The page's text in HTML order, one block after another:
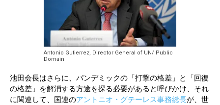
Antonio Gutierrez, Director General of UN/ Public
Domain
池田会長はさらに、パンデミックの「打撃の格差」と「回復
の格差」を解消する方途を探る必要があると呼びかけ、それ
に関連して、国連のアントニオ・グテーレス事務総長が、世